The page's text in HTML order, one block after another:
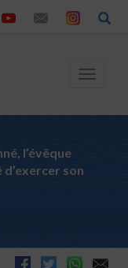
Toggle
l’évêque
son